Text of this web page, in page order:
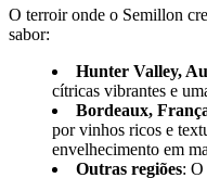
O terroir onde o Semillon
sabor:
Hunter Valley,
cítricas vibrantes e
Bordeaux,
por vinhos ricos e
envelhecimento em
Outras regiões: